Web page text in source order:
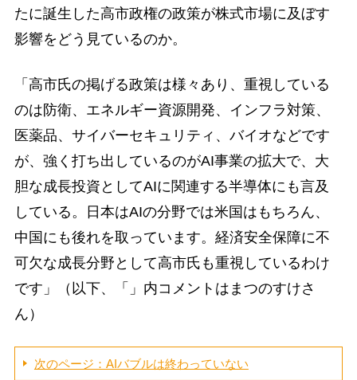
たに誕生した高市政権の政策が株式市場に及ぼす
影響をどう見ているのか。
「高市氏の掲げる政策は様々あり、重視している
のは防衛、エネルギー資源開発、インフラ対策、
医薬品、サイバーセキュリティ、バイオなどです
が、強く打ち出しているのがAI事業の拡大で、大
胆な成長投資としてAIに関連する半導体にも言及
している。日本はAIの分野では米国はもちろん、
中国にも後れを取っています。経済安全保障に不
可欠な成長分野として高市氏も重視しているわけ
です」（以下、「」内コメントはまつのすけさ
ん）
次のページ：AIバブルは終わっていない